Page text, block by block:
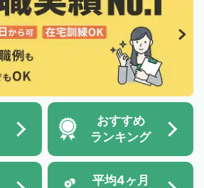
おすすめ
ランキング
平均4ヶ月